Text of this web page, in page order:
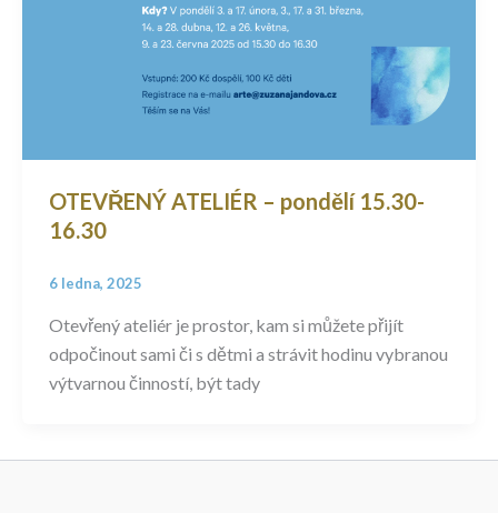
OTEVŘENÝ ATELIÉR – pondělí 15.30-
16.30
6 ledna, 2025
Otevřený ateliér je prostor, kam si můžete přijít
odpočinout sami či s dětmi a strávit hodinu vybranou
výtvarnou činností, být tady